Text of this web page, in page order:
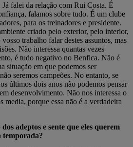
falei da relação com Rui Costa. É
falamos sobre tudo. É um clube
para os treinadores e presidente.
criado pelo exterior, pelo interior,
trabalho falar destes assuntos, mas
Não interessa quantas vezes
é tudo negativo no Benfica. Não é
situação em que podemos ser
seremos campeões. No entanto, se
últimos dois anos não podemos pensar
desenvolvimento. Não nos interessa o
media, porque essa não é a verdadeira
adeptos e sente que eles querem
temporada?